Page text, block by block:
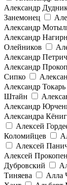
Александр
Занемонец
Александр
Александр
Олейников
Александр
Александр
Сипко
Александр Токарь
Штайн
Александр
Александра Кёниг
Алексей
Коломийцев
Алексей
Алексей
Дубровский
Тиняева
Алла